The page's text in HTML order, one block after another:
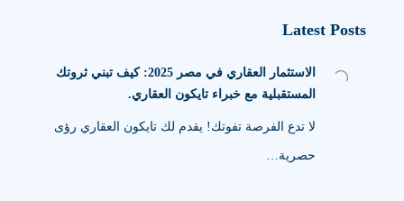
Latest Posts
الاستثمار العقاري في مصر 2025: كيف تبني ثروتك
المستقبلية مع خبراء تايكون العقاري.
لا تدع الفرصة تفوتك! يقدم لك تايكون العقاري رؤى
حصرية…